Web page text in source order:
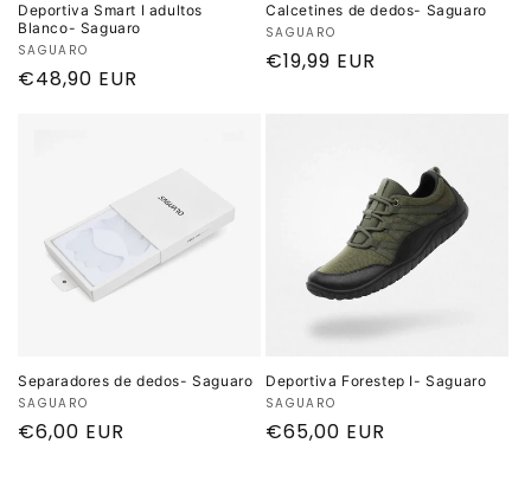
Deportiva Smart I adultos
Blanco- Saguaro
Proveedor:
SAGUARO
Precio
€48,90 EUR
Calcetines de dedos- Saguaro
Proveedor:
SAGUARO
Precio
€19,99 EUR
Separadores de dedos- Saguaro
Proveedor:
SAGUARO
Precio
€6,00 EUR
Deportiva Forestep I- Saguaro
Proveedor:
SAGUARO
Precio
€65,00 EUR